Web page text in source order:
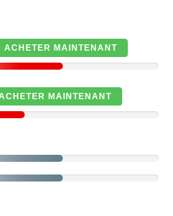
ACHETER MAINTENANT
MAINTENANT